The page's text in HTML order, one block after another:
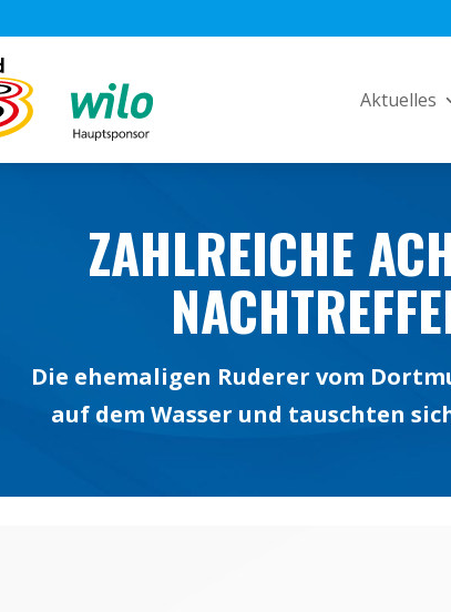
Aktuelles
ZAHLREICHE
Die ehemaligen Ruderer vom
auf dem Wasser und tauschten